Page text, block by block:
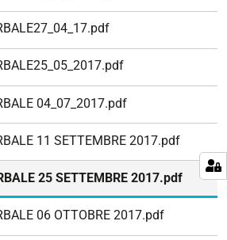
04_07_2017.pdf
11 SETTEMBRE 2017.pdf
25 SETTEMBRE 2017.pdf
06 OTTOBRE 2017.pdf